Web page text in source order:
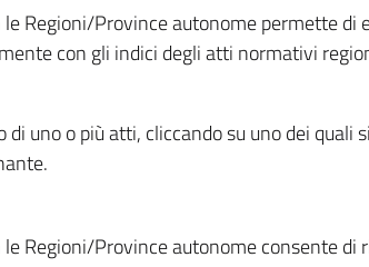
Regioni/Province autonome permette
con gli indici degli atti normativi
uno o più atti, cliccando su uno dei
Regioni/Province autonome consente